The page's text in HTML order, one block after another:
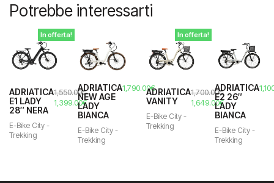
Potrebbe interessarti
In offerta!
ADRIATICA
E1 LADY
28″ NERA
E-Bike City -
Trekking
1,550.00€
Il
1,550.00€.
1,399.00€Il
prezzo
è:
1,399.00€.
ADRIATICA
NEW AGE
LADY
BIANCA
E-Bike City -
Trekking
1,790.00€
In offerta!
ADRIATICA
VANITY
E-Bike City -
Trekking
1,700.00€
Il
1,700.00€.
1,649.00€Il
prezzo
è:
1,649.00€.
ADRIATICA
E2 26″
LADY
BIANCA
E-Bike City -
Trekking